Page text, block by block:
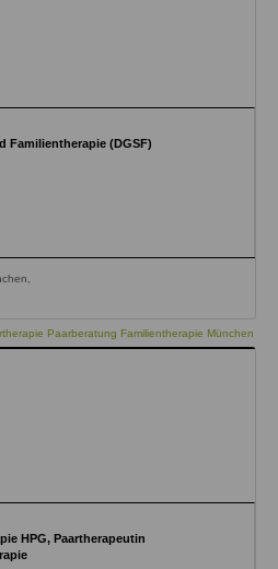
Familientherapie (DGSF)
Paarberatung Familientherapie München
HPG, Paartherapeutin